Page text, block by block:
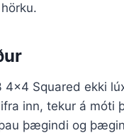
Squared ekki
inn, tekur á
þægindi og